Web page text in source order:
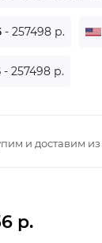
- 257498 р.
- 257498 р.
и доставим из
р.